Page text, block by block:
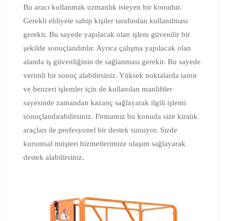
Bu aracı kullanmak uzmanlık isteyen bir konudur.
Gerekli ehliyete sahip kişiler tarafından kullanılması
gerekir. Bu sayede yapılacak olan işlem güvenilir bir
şekilde sonuçlandırılır. Ayrıca çalışma yapılacak olan
alanda iş güvenliğinin de sağlanması gerekir. Bu sayede
verimli bir sonuç alabilirsiniz. Yüksek noktalarda tamir
ve benzeri işlemler için de kullanılan manliftler
sayesinde zamandan kazanç sağlayarak ilgili işlemi
sonuçlandırabilirsiniz. Firmamız bu konuda size kiralık
araçları ile profesyonel bir destek sunuyor. Sizde
kurumsal müşteri hizmetlerimize ulaşım sağlayarak
destek alabilirsiniz.